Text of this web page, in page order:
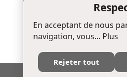
En acceptant de nous
navigation, vous... Plus
Rejeter tout